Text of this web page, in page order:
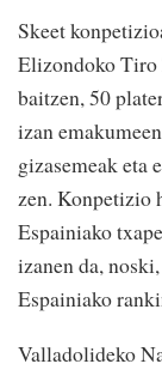
Skeet
Elizondoko Tiro
baitzen, 50
izan
gizasemeak eta
zen. Konpetizio
Espainiako
izanen da,
Espainiako
Valladolideko